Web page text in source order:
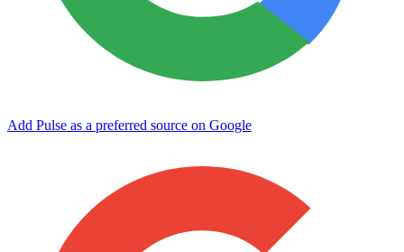
Add Pulse as a preferred source on Google